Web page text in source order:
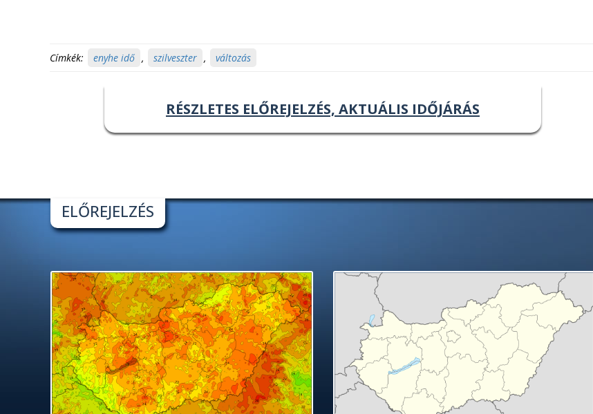
Címkék: enyhe idő , szilveszter , változás
RÉSZLETES ELŐREJELZÉS, AKTUÁLIS IDŐJÁRÁS
ELŐREJELZÉS